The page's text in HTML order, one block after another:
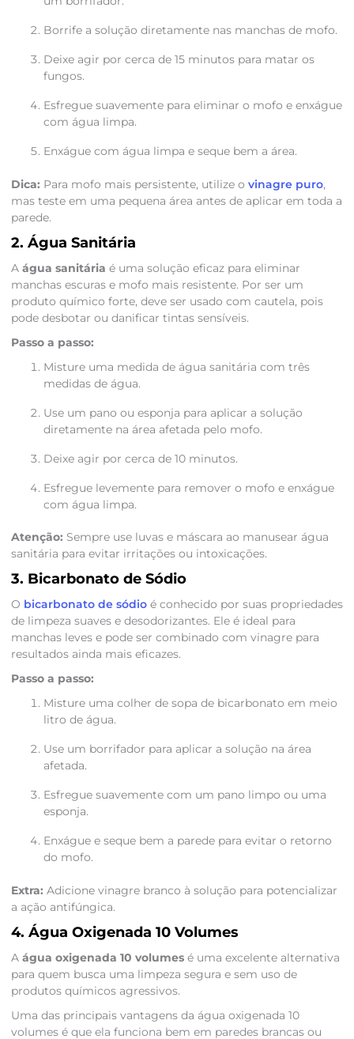
Borrife a solução diretamente nas manchas de mofo.
Deixe agir por cerca de 15 minutos para matar os
fungos.
Esfregue suavemente para eliminar o mofo e enxágue
com água limpa.
Enxágue com água limpa e seque bem a área.
Dica: Para mofo mais persistente, utilize o vinagre puro,
mas teste em uma pequena área antes de aplicar em toda a
parede.
2. Água Sanitária
A água sanitária é uma solução eficaz para eliminar
manchas escuras e mofo mais resistente. Por ser um
produto químico forte, deve ser usado com cautela, pois
pode desbotar ou danificar tintas sensíveis.
Passo a passo:
Misture uma medida de água sanitária com três
medidas de água.
Use um pano ou esponja para aplicar a solução
diretamente na área afetada pelo mofo.
Deixe agir por cerca de 10 minutos.
Esfregue levemente para remover o mofo e enxágue
com água limpa.
Atenção: Sempre use luvas e máscara ao manusear água
sanitária para evitar irritações ou intoxicações.
3. Bicarbonato de Sódio
O bicarbonato de sódioé conhecido por suas propriedades
de limpeza suaves e desodorizantes. Ele é ideal para
manchas leves e pode ser combinado com vinagre para
resultados ainda mais eficazes.
Passo a passo:
Misture uma colher de sopa de bicarbonato em meio
litro de água.
Use um borrifador para aplicar a solução na área
afetada.
Esfregue suavemente com um pano limpo ou uma
esponja.
Enxágue e seque bem a parede para evitar o retorno
do mofo.
Extra: Adicione vinagre branco à solução para potencializar
a ação antifúngica.
4. Água Oxigenada 10 Volumes
A água oxigenada 10 volumesé uma excelente alternativa
para quem busca uma limpeza segura e sem uso de
produtos químicos agressivos.
Uma das principais vantagens da água oxigenada 10
volumes é que ela funciona bem em paredes brancas ou